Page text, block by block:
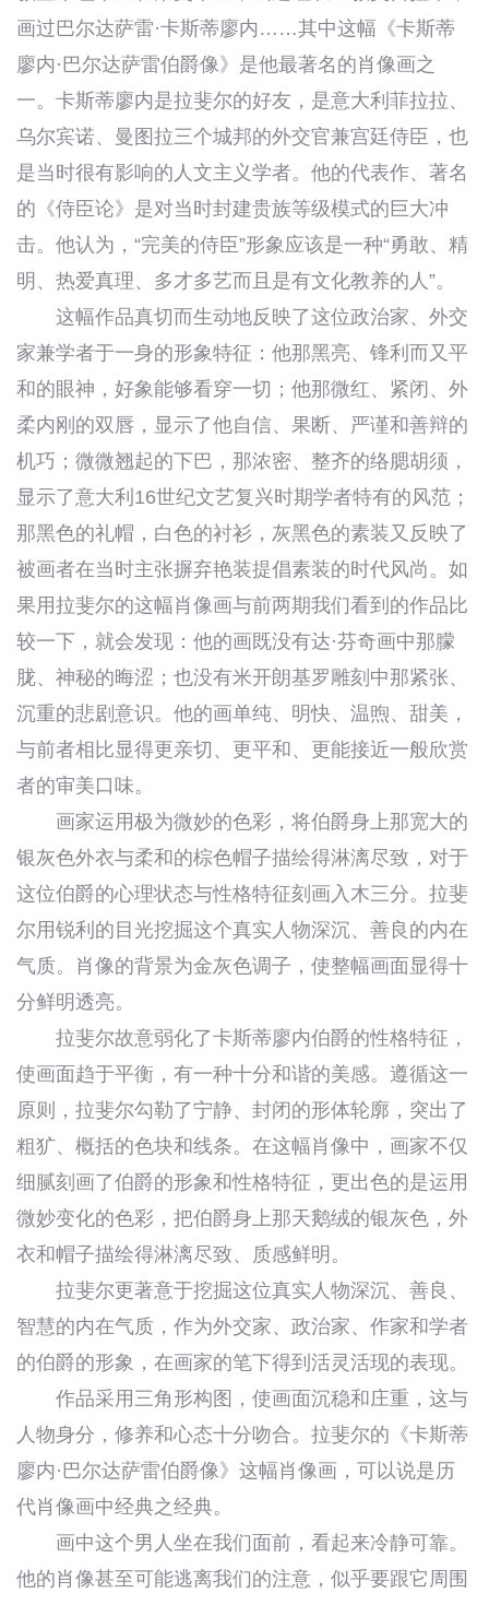
画过巴尔达萨雷·卡斯蒂廖内……其中这幅《卡斯蒂
廖内·巴尔达萨雷伯爵像》是他最著名的肖像画之
一。卡斯蒂廖内是拉斐尔的好友，是意大利菲拉拉、
乌尔宾诺、曼图拉三个城邦的外交官兼宫廷侍臣，也
是当时很有影响的人文主义学者。他的代表作、著名
的《侍臣论》是对当时封建贵族等级模式的巨大冲
击。他认为，“完美的侍臣”形象应该是一种“勇敢、精
明、热爱真理、多才多艺而且是有文化教养的人”。
这幅作品真切而生动地反映了这位政治家、外交
家兼学者于一身的形象特征：他那黑亮、锋利而又平
和的眼神，好象能够看穿一切；他那微红、紧闭、外
柔内刚的双唇，显示了他自信、果断、严谨和善辩的
机巧；微微翘起的下巴，那浓密、整齐的络腮胡须，
显示了意大利16世纪文艺复兴时期学者特有的风范；
那黑色的礼帽，白色的衬衫，灰黑色的素装又反映了
被画者在当时主张摒弃艳装提倡素装的时代风尚。如
果用拉斐尔的这幅肖像画与前两期我们看到的作品比
较一下，就会发现：他的画既没有达·芬奇画中那朦
胧、神秘的晦涩；也没有米开朗基罗雕刻中那紧张、
沉重的悲剧意识。他的画单纯、明快、温煦、甜美，
与前者相比显得更亲切、更平和、更能接近一般欣赏
者的审美口味。
画家运用极为微妙的色彩，将伯爵身上那宽大的
银灰色外衣与柔和的棕色帽子描绘得淋漓尽致，对于
这位伯爵的心理状态与性格特征刻画入木三分。拉斐
尔用锐利的目光挖掘这个真实人物深沉、善良的内在
气质。肖像的背景为金灰色调子，使整幅画面显得十
分鲜明透亮。
拉斐尔故意弱化了卡斯蒂廖内伯爵的性格特征，
使画面趋于平衡，有一种十分和谐的美感。遵循这一
原则，拉斐尔勾勒了宁静、封闭的形体轮廓，突出了
粗犷、概括的色块和线条。在这幅肖像中，画家不仅
细腻刻画了伯爵的形象和性格特征，更出色的是运用
微妙变化的色彩，把伯爵身上那天鹅绒的银灰色，外
衣和帽子描绘得淋漓尽致、质感鲜明。
拉斐尔更著意于挖掘这位真实人物深沉、善良、
智慧的内在气质，作为外交家、政治家、作家和学者
的伯爵的形象，在画家的笔下得到活灵活现的表现。
作品采用三角形构图，使画面沉稳和庄重，这与
人物身分，修养和心态十分吻合。拉斐尔的《卡斯蒂
廖内·巴尔达萨雷伯爵像》这幅肖像画，可以说是历
代肖像画中经典之经典。
画中这个男人坐在我们面前，看起来冷静可靠。
他的肖像甚至可能逃离我们的注意，似乎要跟它周围